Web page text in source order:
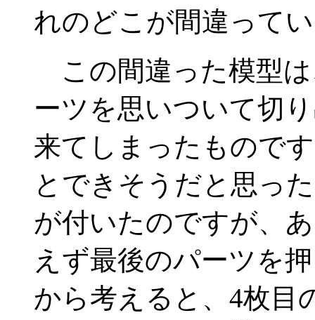
れのどこが間違って
この間違った模型
ーツを思いついて切
来てしまったもので
とできそうだと思っ
が付いたのですが、
えず最後のパーツを
から考えると、4枚目